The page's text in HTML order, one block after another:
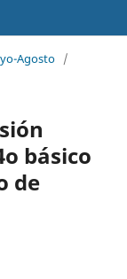
Agosto /
básico
de